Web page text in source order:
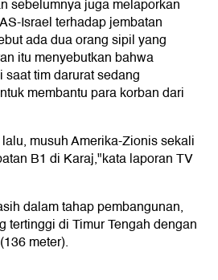
sebelumnya juga melaporkan
Israel terhadap jembatan
ada dua orang sipil yang
itu menyebutkan bahwa
tim darurat sedang
membantu para korban dari
musuh Amerika-Zionis sekali
B1 di Karaj,"kata laporan TV
dalam tahap pembangunan,
tertinggi di Timur Tengah dengan
meter).